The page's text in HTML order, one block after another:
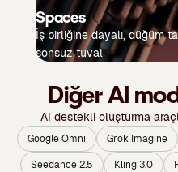
Spaces
İş birliğine dayalı, düğüm
sonsuz tuval
Diğer AI
AI destekli oluşturma
Google Omni Grok Imagine
Seedance 2.5
Kling 3.0